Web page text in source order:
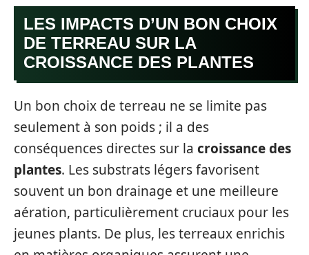
LES IMPACTS D’UN BON CHOIX
DE TERREAU SUR LA
CROISSANCE DES PLANTES
Un bon choix de terreau ne se limite pas
seulement à son poids ; il a des
conséquences directes sur la croissance des
plantes. Les substrats légers favorisent
souvent un bon drainage et une meilleure
aération, particulièrement cruciaux pour les
jeunes plants. De plus, les terreaux enrichis